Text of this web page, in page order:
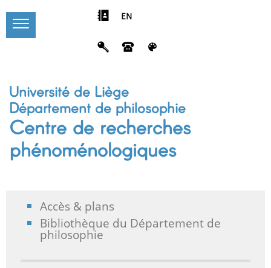
EN
Université de Liège
Département de philosophie
Centre de recherches
phénoménologiques
Accès & plans
Bibliothèque du Département de
philosophie